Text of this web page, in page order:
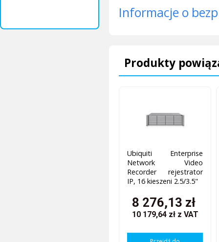
Informacje o
Produkty
Ubiquiti Enterprise
Network Video
Recorder rejestrator
IP, 16 kieszeni 2.5/3.5"
8 276,13 zł
10 179,64 zł z VAT